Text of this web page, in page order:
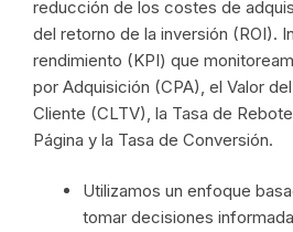
reducción de los costes de
del retorno de la inversión (ROI).
rendimiento (KPI) que
por Adquisición (CPA), el Valor
Cliente (CLTV), la Tasa de
Página y la Tasa de Conversión.
Utilizamos un enfoque
tomar decisiones